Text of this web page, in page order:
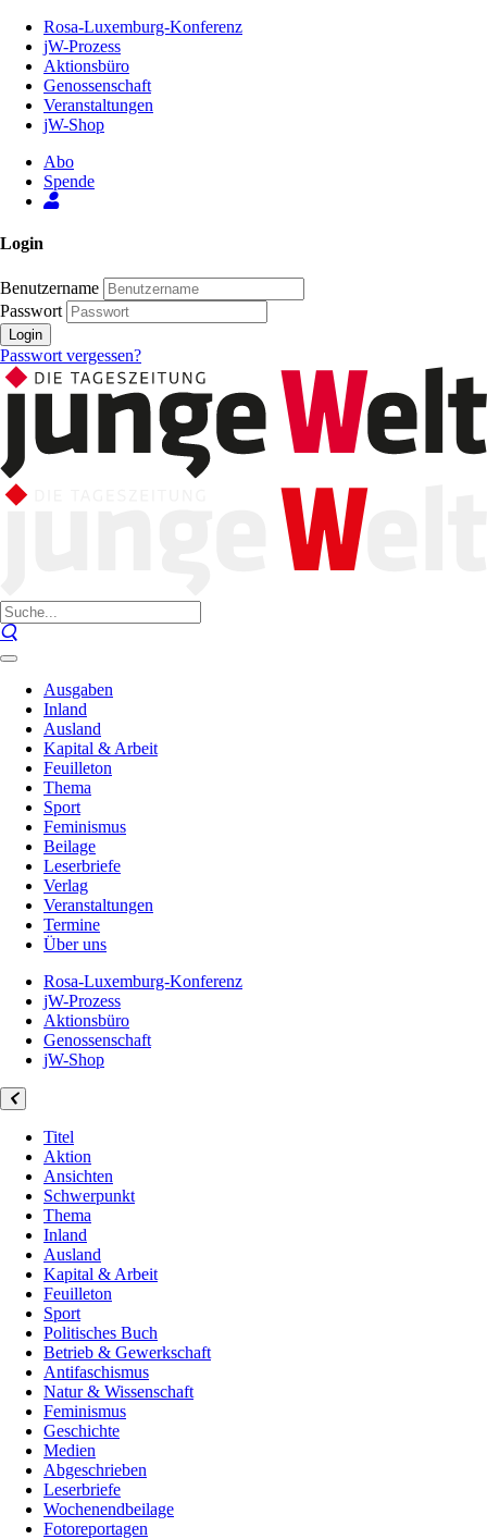
Inhalt
Seite
Rosa-Luxemburg-Konferenz
jW-Prozess
Aktionsbüro
Genossenschaft
Veranstaltungen
jW-Shop
Abo
Spende
Login
Benutzername
Passwort
Login
Passwort vergessen?
Ausgaben
Inland
Ausland
Kapital & Arbeit
Feuilleton
Thema
Sport
Feminismus
Beilage
Leserbriefe
Verlag
Veranstaltungen
Termine
Über uns
Rosa-Luxemburg-Konferenz
jW-Prozess
Aktionsbüro
Genossenschaft
jW-Shop
Titel
Aktion
Ansichten
Schwerpunkt
Thema
Inland
Ausland
Kapital & Arbeit
Feuilleton
Sport
Politisches Buch
Betrieb & Gewerkschaft
Antifaschismus
Natur & Wissenschaft
Feminismus
Geschichte
Medien
Abgeschrieben
Leserbriefe
Wochenendbeilage
Fotoreportagen